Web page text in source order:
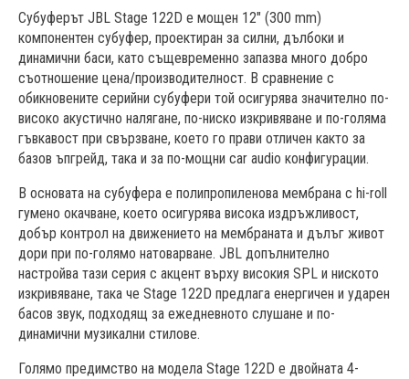
Субуферът JBL Stage 122D е мощен 12" (300 mm)
компонентен субуфер, проектиран за силни, дълбоки и
динамични баси, като същевременно запазва много добро
съотношение цена/производителност. В сравнение с
обикновените серийни субуфери той осигурява значително по-
високо акустично налягане, по-ниско изкривяване и по-голяма
гъвкавост при свързване, което го прави отличен както за
базов ъпгрейд, така и за по-мощни car audio конфигурации.
В основата на субуфера е полипропиленова мембрана с hi-roll
гумено окачване, което осигурява висока издръжливост,
добър контрол на движението на мембраната и дълъг живот
дори при по-голямо натоварване. JBL допълнително
настройва тази серия с акцент върху високия SPL и ниското
изкривяване, така че Stage 122D предлага енергичен и ударен
басов звук, подходящ за ежедневното слушане и по-
динамични музикални стилове.
Голямо предимство на модела Stage 122D е двойната 4-